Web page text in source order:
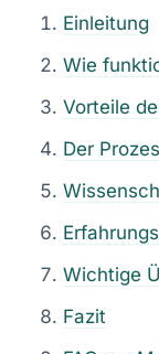
Einleitung
Wie
Vorteile
Der
Wichtige
Fazit